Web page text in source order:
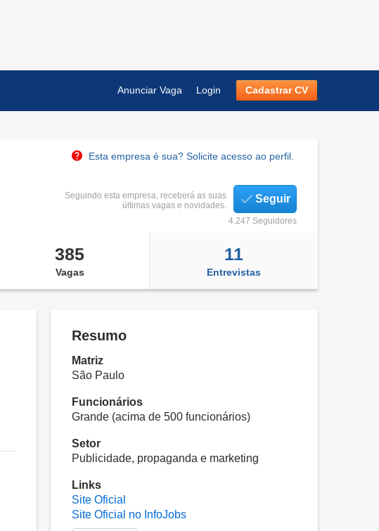
Anunciar Vaga Login Cadastrar CV
Esta empresa é sua? Solicite acesso ao perfil.
Seguindo esta empresa, receberá as suas
últimas vagas e novidades.
Seguir
4.247 Seguidores
385
Vagas
11
Entrevistas
Resumo
Matriz
São Paulo
Funcionários
Grande (acima de 500 funcionários)
Setor
Publicidade, propaganda e marketing
Links
Site Oficial
Site Oficial no InfoJobs